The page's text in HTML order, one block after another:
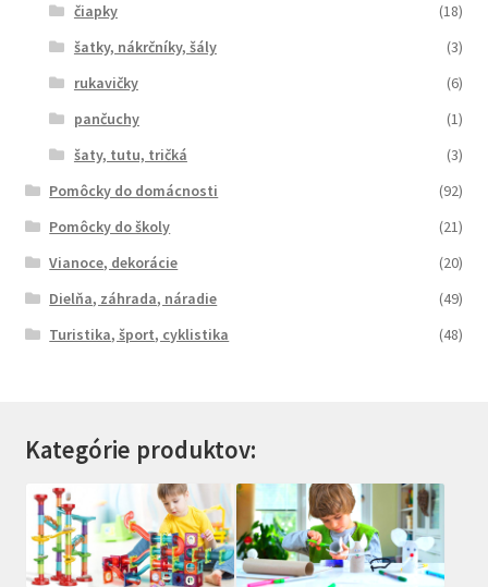
čiapky
(18)
šatky, nákrčníky, šály
(3)
rukavičky
(6)
pančuchy
(1)
šaty, tutu, tričká
(3)
Pomôcky do domácnosti
(92)
Pomôcky do školy
(21)
Vianoce, dekorácie
(20)
Dielňa, záhrada, náradie
(49)
Turistika, šport, cyklistika
(48)
Kategórie produktov: